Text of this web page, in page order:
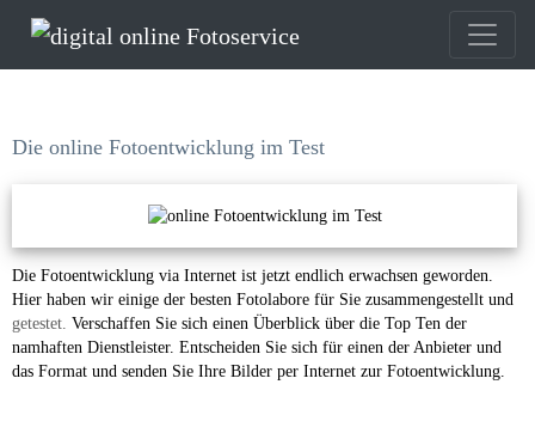
Die online Fotoentwicklung im Test
Die Fotoentwicklung via Internet ist jetzt endlich erwachsen geworden.
Hier haben wir einige der besten Fotolabore für Sie zusammengestellt und
getestet. Verschaffen Sie sich einen Überblick über die Top Ten der
namhaften Dienstleister. Entscheiden Sie sich für einen der Anbieter und
das Format und senden Sie Ihre Bilder per Internet zur Fotoentwicklung